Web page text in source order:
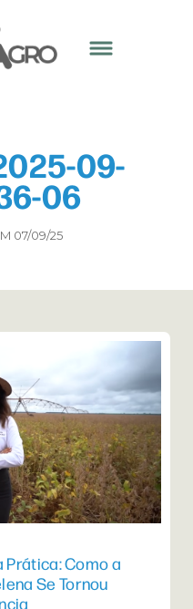
09-
06
07/09/25
Como a
Se Tornou